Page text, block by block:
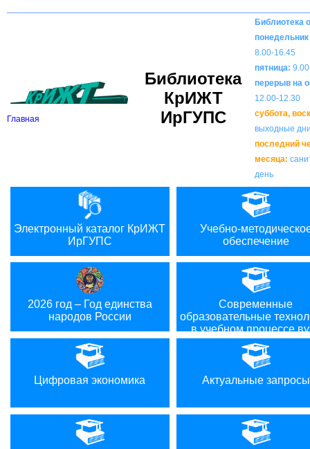
Версия для слабовидящих: Вкл Изображения:
Главная
Библиотека
КрИЖТ
ИрГУПС
Библиотека
понедельник
8.00-16.45
пятница:
перерыв на
12.00-12.30
суббота,
выходные
последний
месяца:
день
Электронный каталог КрИЖТ
ИрГУПС
Учебно-
обеспечение
2026 год – Год единства
народов России
Современные
образовательные
в учебном процессе
Цифровая экономика Актуальные запросы